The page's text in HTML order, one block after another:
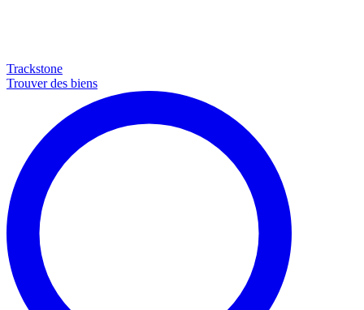
Trackstone
Trouver des biens